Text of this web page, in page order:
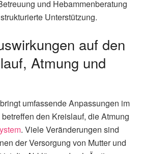
und Hebammenberatung
Unterstützung.
auf den
Atmung und
umfassende Anpassungen im
den Kreislauf, die Atmung
. Viele Veränderungen sind
der Versorgung von Mutter und